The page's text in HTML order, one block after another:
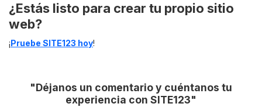
¿Estás listo para crear tu propio sitio
web?
¡Pruebe SITE123 hoy!
"Déjanos un comentario y cuéntanos tu
experiencia con SITE123"